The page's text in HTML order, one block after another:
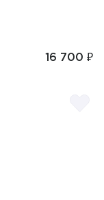
16 700 ₽